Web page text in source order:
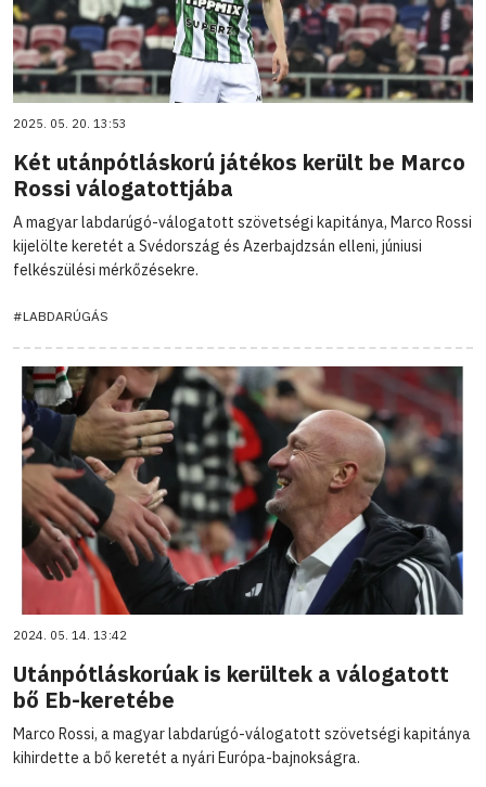
2025. 05. 20. 13:53
Két utánpótláskorú játékos került be Marco
Rossi válogatottjába
A magyar labdarúgó-válogatott szövetségi kapitánya, Marco Rossi
kijelölte keretét a Svédország és Azerbajdzsán elleni, júniusi
felkészülési mérkőzésekre.
#LABDARÚGÁS
2024. 05. 14. 13:42
Utánpótláskorúak is kerültek a válogatott
bő Eb-keretébe
Marco Rossi, a magyar labdarúgó-válogatott szövetségi kapitánya
kihirdette a bő keretét a nyári Európa-bajnokságra.